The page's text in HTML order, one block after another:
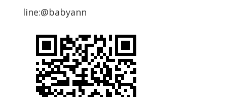
line:@babyann